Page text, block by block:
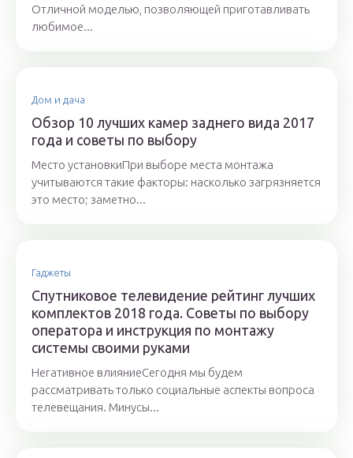
Отличной моделью, позволяющей приготавливать
любимое...
Дом и дача
Обзор 10 лучших камер заднего вида 2017
года и советы по выбору
Место установкиПри выборе места монтажа
учитываются такие факторы: насколько загрязняется
это место; заметно...
Гаджеты
Спутниковое телевидение рейтинг лучших
комплектов 2018 года. Советы по выбору
оператора и инструкция по монтажу
системы своими руками
Негативное влияниеСегодня мы будем
рассматривать только социальные аспекты вопроса
телевещания. Минусы...